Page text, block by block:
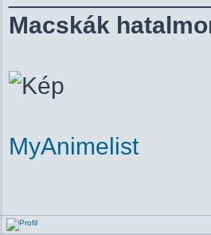
Macskák
MyAnimelist